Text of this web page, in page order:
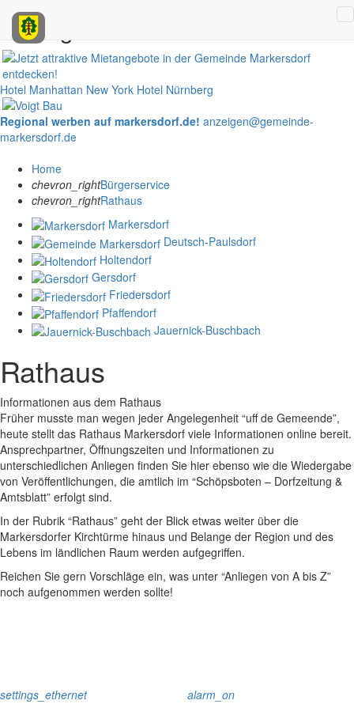
Anzeigen
Hotel Manhattan New York Hotel Nürnberg
Regional werben auf markersdorf.de! anzeigen@gemeinde-
markersdorf.de
Home
chevron_rightBürgerservice
chevron_rightRathaus
Markersdorf
Deutsch-Paulsdorf
Holtendorf
Gersdorf
Friedersdorf
Pfaffendorf
Jauernick-Buschbach
Rathaus
Informationen aus dem Rathaus
Früher musste man wegen jeder Angelegenheit “uff de Gemeende”,
heute stellt das Rathaus Markersdorf viele Informationen online bereit.
Ansprechpartner, Öffnungszeiten und Informationen zu
unterschiedlichen Anliegen finden Sie hier ebenso wie die Wiedergabe
von Veröffentlichungen, die amtlich im “Schöpsboten – Dorfzeitung &
Amtsblatt” erfolgt sind.
In der Rubrik “Rathaus” geht der Blick etwas weiter über die
Markersdorfer Kirchtürme hinaus und Belange der Region und des
Lebens im ländlichen Raum werden aufgegriffen.
Reichen Sie gern Vorschläge ein, was unter “Anliegen von A bis Z”
noch aufgenommen werden sollte!
settings_ethernet alarm_on